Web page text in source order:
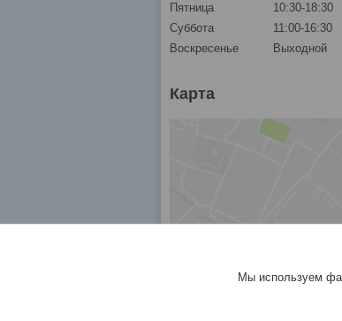
Пятница
10:30-18:30
Суббота
11:00-16:30
Воскресенье
Выходной
Карта
Мы используем